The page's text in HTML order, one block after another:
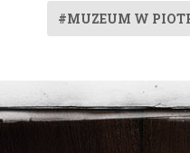
#MUZEUM W